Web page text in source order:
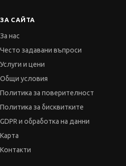
ЗА САЙТА
За нас
Често задавани въпроси
Услуги и цени
Общи условия
Политика за поверителност
Политика за бисквитките
GDPR и обработка на данни
Карта
Контакти